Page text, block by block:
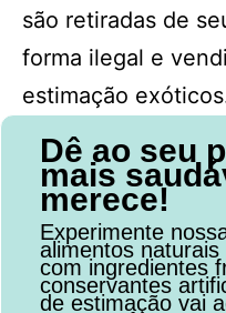
são retiradas de
forma ilegal e
estimação
Dê ao seu
mais
merece!
Experimente
alimentos
com ingredientes
conservantes
de estimação vai